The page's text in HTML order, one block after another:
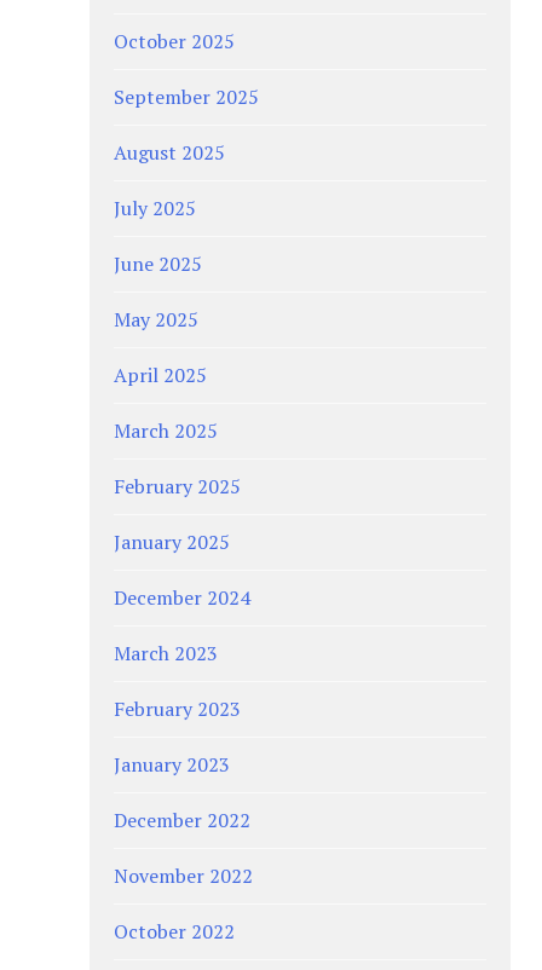
October 2025
September 2025
August 2025
July 2025
June 2025
May 2025
April 2025
March 2025
February 2025
January 2025
December 2024
March 2023
February 2023
January 2023
December 2022
November 2022
October 2022